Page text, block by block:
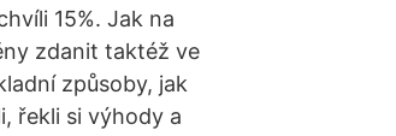
15%. Jak na
zdanit taktéž ve
způsoby, jak
řekli si výhody a